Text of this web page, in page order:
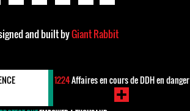
and built byGiant Rabbit
1224Affaires en cours de DDH en danger